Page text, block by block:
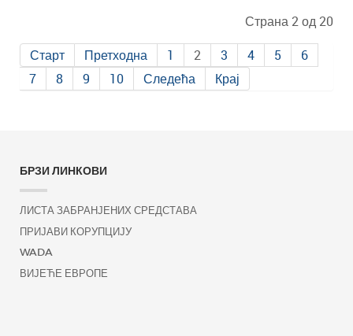
Страна 2 од 20
Старт
Претходна 1 2 3 4 5
6
7
8 9 10 Следећа Крај
БРЗИ ЛИНКОВИ
ЛИСТА ЗАБРАНЈЕНИХ СРЕДСТАВА
ПРИЈАВИ КОРУПЦИЈУ
WADA
ВИЈЕЋЕ ЕВРОПЕ